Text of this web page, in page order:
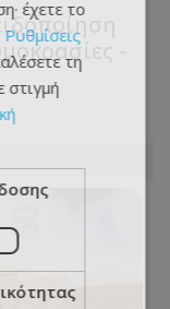
-
έχετε το
Ρυθμίσεις
τη
στιγμή